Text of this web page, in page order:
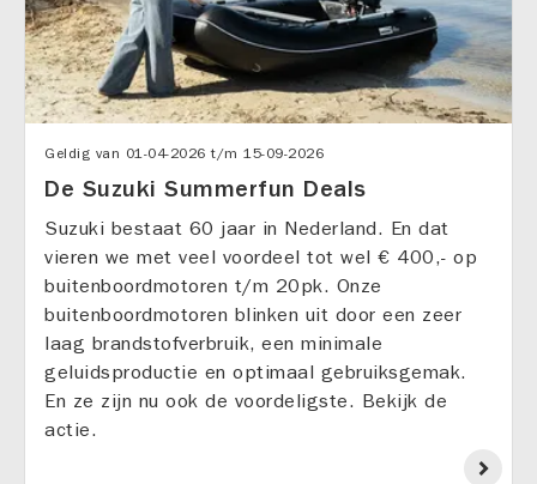
Geldig van 01-04-2026 t/m 15-09-2026
De Suzuki Summerfun Deals
Suzuki bestaat 60 jaar in Nederland. En dat
vieren we met veel voordeel tot wel € 400,- op
buitenboordmotoren t/m 20pk. Onze
buitenboordmotoren blinken uit door een zeer
laag brandstofverbruik, een minimale
geluidsproductie en optimaal gebruiksgemak.
En ze zijn nu ook de voordeligste. Bekijk de
actie.